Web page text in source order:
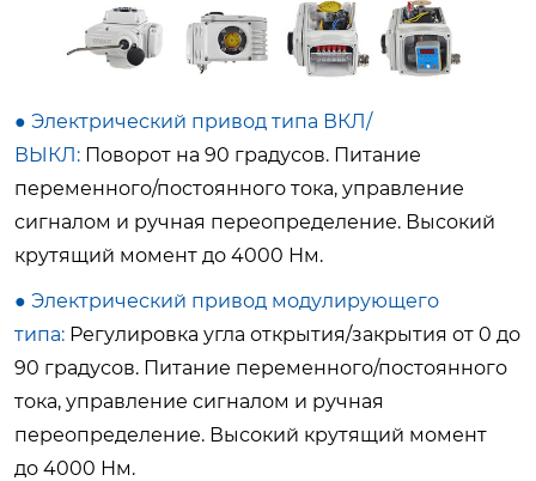
● Электрический привод типа ВКЛ/
ВЫКЛ: Поворот на 90 градусов. Питание
переменного/постоянного тока, управление
сигналом и ручная переопределение. Высокий
крутящий момент до 4000 Нм.
● Электрический привод модулирующего
типа: Регулировка угла открытия/закрытия от 0 до
90 градусов. Питание переменного/постоянного
тока, управление сигналом и ручная
переопределение. Высокий крутящий момент
до 4000 Нм.